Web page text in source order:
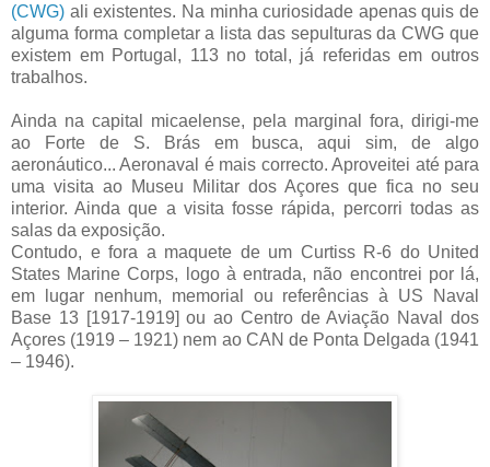
(CWG) ali existentes. Na minha curiosidade apenas quis de
alguma forma completar a lista das sepulturas da CWG que
existem em Portugal, 113 no total, já referidas em outros
trabalhos.
Ainda na capital micaelense, pela marginal fora, dirigi-me
ao Forte de S. Brás em busca, aqui sim, de algo
aeronáutico... Aeronaval é mais correcto. Aproveitei até para
uma visita ao Museu Militar dos Açores que fica no seu
interior. Ainda que a visita fosse rápida, percorri todas as
salas da exposição.
Contudo, e fora a maquete de um Curtiss R-6 do United
States Marine Corps, logo à entrada, não encontrei por lá,
em lugar nenhum, memorial ou referências à US Naval
Base 13 [1917-1919] ou ao Centro de Aviação Naval dos
Açores (1919 – 1921) nem ao CAN de Ponta Delgada (1941
– 1946).